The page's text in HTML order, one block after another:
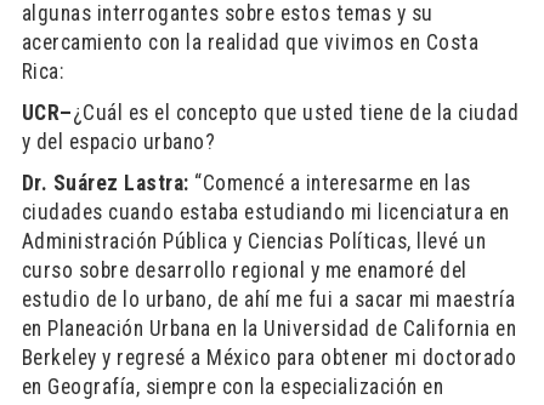
algunas interrogantes sobre estos temas y su
acercamiento con la realidad que vivimos en Costa
Rica:
UCR–¿Cuál es el concepto que usted tiene de la ciudad
y del espacio urbano?
Dr. Suárez Lastra: “Comencé a interesarme en las
ciudades cuando estaba estudiando mi licenciatura en
Administración Pública y Ciencias Políticas, llevé un
curso sobre desarrollo regional y me enamoré del
estudio de lo urbano, de ahí me fui a sacar mi maestría
en Planeación Urbana en la Universidad de California en
Berkeley y regresé a México para obtener mi doctorado
en Geografía, siempre con la especialización en